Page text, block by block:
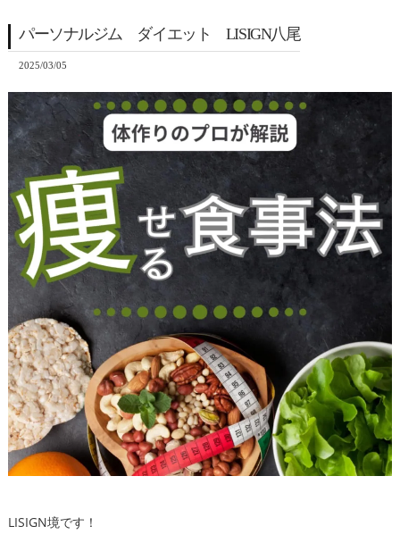
パーソナルジム ダイエット LISIGN八尾
2025/03/05
LISIGN境です！